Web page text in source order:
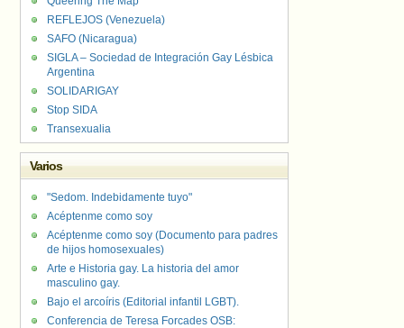
REFLEJOS (Venezuela)
SAFO (Nicaragua)
SIGLA – Sociedad de Integración Gay Lésbica
Argentina
SOLIDARIGAY
Stop SIDA
Transexualia
Varios
"Sedom. Indebidamente tuyo"
Acéptenme como soy
Acéptenme como soy (Documento para padres
de hijos homosexuales)
Arte e Historia gay. La historia del amor
masculino gay.
Bajo el arcoíris (Editorial infantil LGBT).
Conferencia de Teresa Forcades OSB: